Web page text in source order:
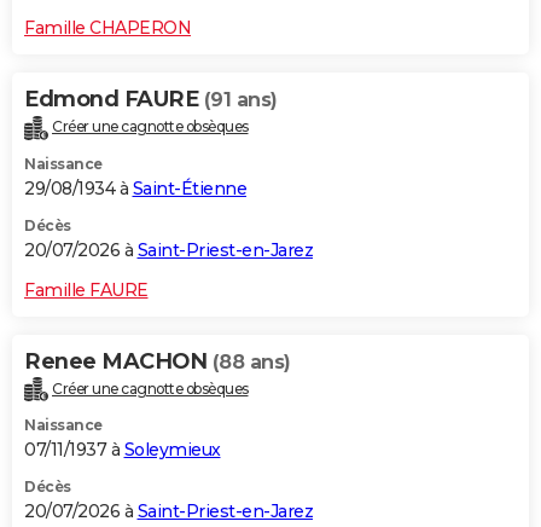
Famille CHAPERON
Edmond FAURE (91 ans)
Créer une cagnotte obsèques
Naissance
29/08/1934 à Saint-Étienne
Décès
20/07/2026 à Saint-Priest-en-Jarez
Famille FAURE
Renee MACHON (88 ans)
Créer une cagnotte obsèques
Naissance
07/11/1937 à Soleymieux
Décès
20/07/2026 à Saint-Priest-en-Jarez